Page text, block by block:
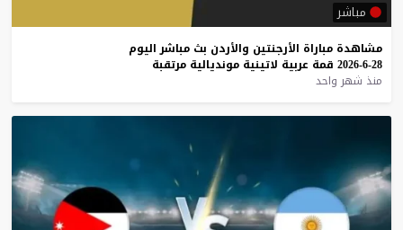
مباشر
مشاهدة مباراة الأرجنتين والأردن بث مباشر اليوم
28-6-2026
قمة عربية لاتينية مونديالية مرتقبة
منذ شهر واحد